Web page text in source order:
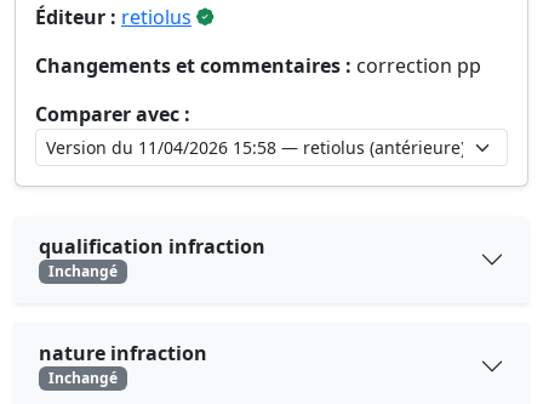
Éditeur : retiolus
Changements et commentaires : correction pp
Comparer avec :
qualification infraction
Inchangé
nature infraction
Inchangé